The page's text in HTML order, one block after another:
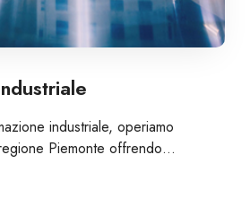
industriale, operiamo
Piemonte offrendo…